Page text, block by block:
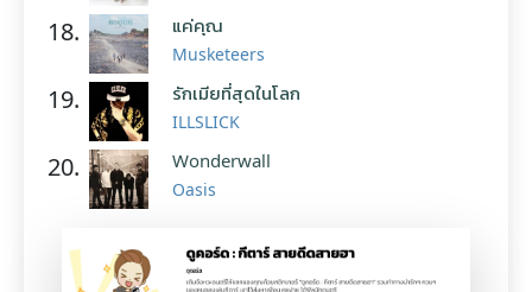
18. แค่คุณ
Musketeers
19. รักเมียที่สุดในโลก
ILLSLICK
20. Wonderwall
Oasis